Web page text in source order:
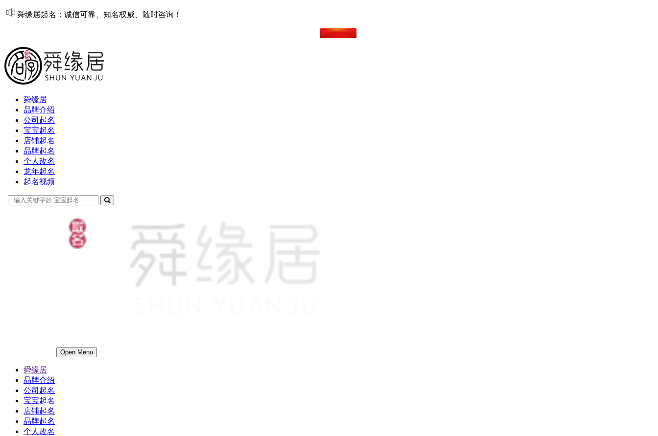
舜缘居起名：诚信可靠、知名权威、随时咨询！
舜缘居
品牌介绍
公司起名
宝宝起名
店铺起名
品牌起名
个人改名
龙年起名
起名视频
Open Menu
舜缘居
品牌介绍
公司起名
宝宝起名
店铺起名
品牌起名
个人改名